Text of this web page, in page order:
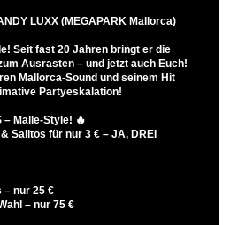
LUXX (MEGAPARK Mallorca)
Seit fast 20 Jahren bringt er die
Ausrasten – und jetzt auch Euch!
Mallorca-Sound und seinem Hit
Partyeskalation!
– Malle-Style! 🔥
Salitos für nur 3 € – JA, DREI
– nur 25 €
– nur 75 €